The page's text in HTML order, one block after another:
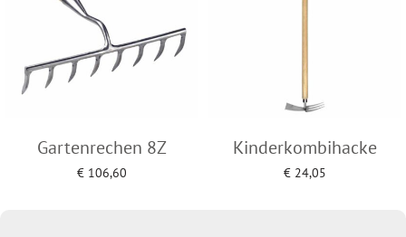
Gartenrechen 8Z
€106,60
Kinderkombihacke
€24,05